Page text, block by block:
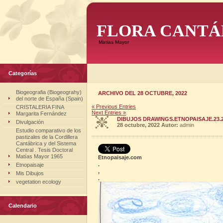
FLORA
Matias Mayor
Categorías
Biogeografia (Biogeograhy)
del norte de España (Spain)
CRISTALERIA FINA
Margarita Fernández
Divulgación
Estudio comparativo de los
pastizales de la Cordillera
Cantábrica y del Sistema
Central . Tesis Doctoral
Matías Mayor 1965
Etnopaisaje
Mis Dibujos
vegetation ecology
Calendario
ARCHIVO DEL 28 OCTUBRE, 2022
« Previous Entries
Next Entries »
DIBUJOS
28 octubre, 2022 Autor: admin
Etnopaisaje.com
.
,
.